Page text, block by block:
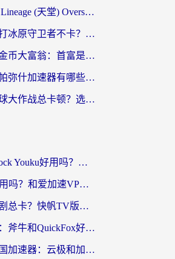
How to Play Lineage (天堂) Overseas? The Ultimate Guide to Choosing the Best Chinese Server Game Accelerator (在国外打天堂加速器)
在国外怎么打冰原守卫者不卡？留学生亲测的国服游戏加速指南
韩国怎么玩金币大富翁：首富是谁？海外党国服游戏加速全攻略
北美玩战双帕弥什加速器有哪些？海外党亲测好用的国服加速指南
在英国打球球大作战总卡顿？选对加速器让你告别延迟（附实测攻略）
迅游和Unblock Youku好用吗？海外党亲测：3个维度教你选对回国加速器
穿梭VPN好用吗？和爱加速VPN对比哪个回国效果更好？海外党必看的实用指南
海外看国内剧总卡？快帆TV版VPN好用吗？和海牛VPN对比哪个回国效果更好？
海外党必看：斧牛和QuickFox好用吗？3步选对回国加速器，无缝刷国内剧玩游戏
海外党选回国加速器：云极和加速喵哪个好？附3款热门工具实测对比